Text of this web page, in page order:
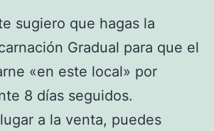
sugiero que hagas la
Gradual para que el
«en este local» por
8 días seguidos.
a la venta, puedes